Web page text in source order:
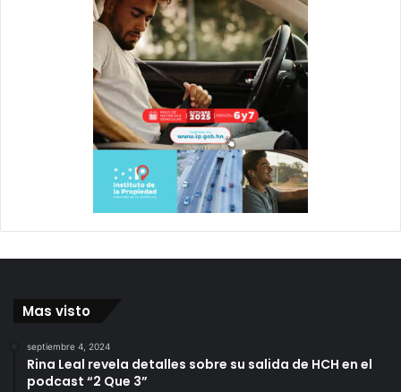
Mas visto
septiembre 4, 2024
Rina Leal revela detalles sobre su salida de HCH en el
podcast “2 Que 3”